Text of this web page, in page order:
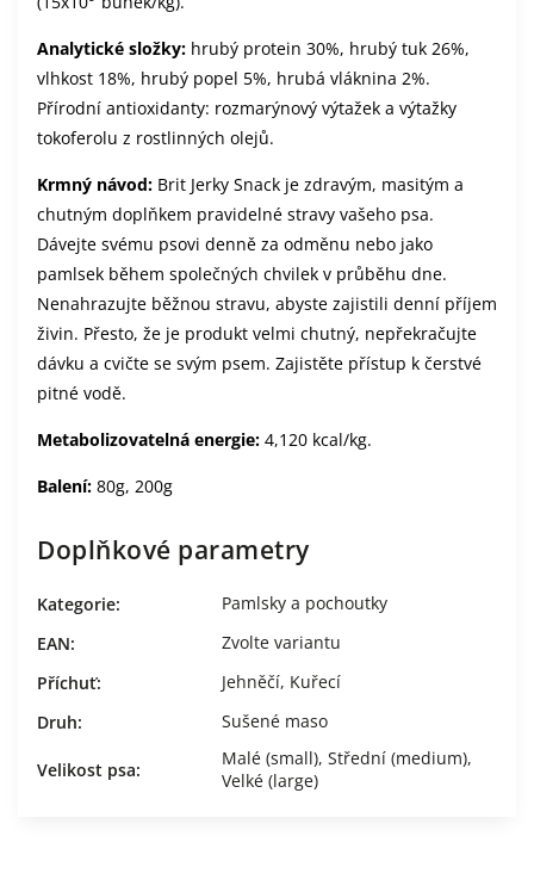
Analytické složky: hrubý protein 30%, hrubý tuk 26%,
vlhkost 18%, hrubý popel 5%, hrubá vláknina 2%.
Přírodní antioxidanty: rozmarýnový výtažek a výtažky
tokoferolu z rostlinných olejů.
Krmný návod: Brit Jerky Snack je zdravým, masitým a
chutným doplňkem pravidelné stravy vašeho psa.
Dávejte svému psovi denně za odměnu nebo jako
pamlsek během společných chvilek v průběhu dne.
Nenahrazujte běžnou stravu, abyste zajistili denní příjem
živin. Přesto, že je produkt velmi chutný, nepřekračujte
dávku a cvičte se svým psem. Zajistěte přístup k čerstvé
pitné vodě.
Metabolizovatelná energie: 4,120 kcal/kg.
Balení: 80g, 200g
Doplňkové parametry
Kategorie:
Pamlsky a pochoutky
EAN:
Zvolte variantu
Příchuť: Jehněčí, Kuřecí
Druh: Sušené maso
Velikost psa:
Malé (small), Střední (medium),
Velké (large)